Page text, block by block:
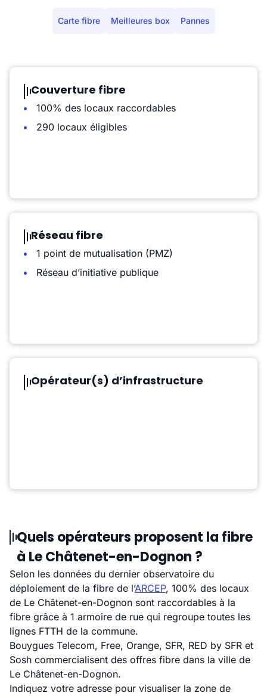
Carte fibre Meilleures box Pannes
Couverture fibre
100% des locaux raccordables
290 locaux éligibles
Réseau fibre
1 point de mutualisation (PMZ)
Réseau d’initiative publique
Opérateur(s) d’infrastructure
Quels opérateurs proposent la fibre
à Le Châtenet-en-Dognon ?
Selon les données du dernier observatoire du
déploiement de la fibre de l’ARCEP, 100% des locaux
de Le Châtenet-en-Dognon sont raccordables à la
fibre grâce à 1 armoire de rue qui regroupe toutes les
lignes FTTH de la commune.
Bouygues Telecom, Free, Orange, SFR, RED by SFR et
Sosh commercialisent des offres fibre dans la ville de
Le Châtenet-en-Dognon.
Indiquez votre adresse pour visualiser la zone de